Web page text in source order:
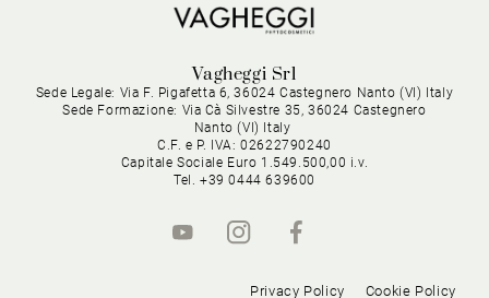
Vagheggi Srl
Sede Legale: Via F. Pigafetta 6, 36024 Castegnero Nanto (VI) Italy
Sede Formazione: Via Cà Silvestre 35, 36024 Castegnero
Nanto (VI) Italy
C.F. e P. IVA: 02622790240
Capitale Sociale Euro 1.549.500,00 i.v.
Tel. +39 0444 639600
Privacy Policy Cookie Policy